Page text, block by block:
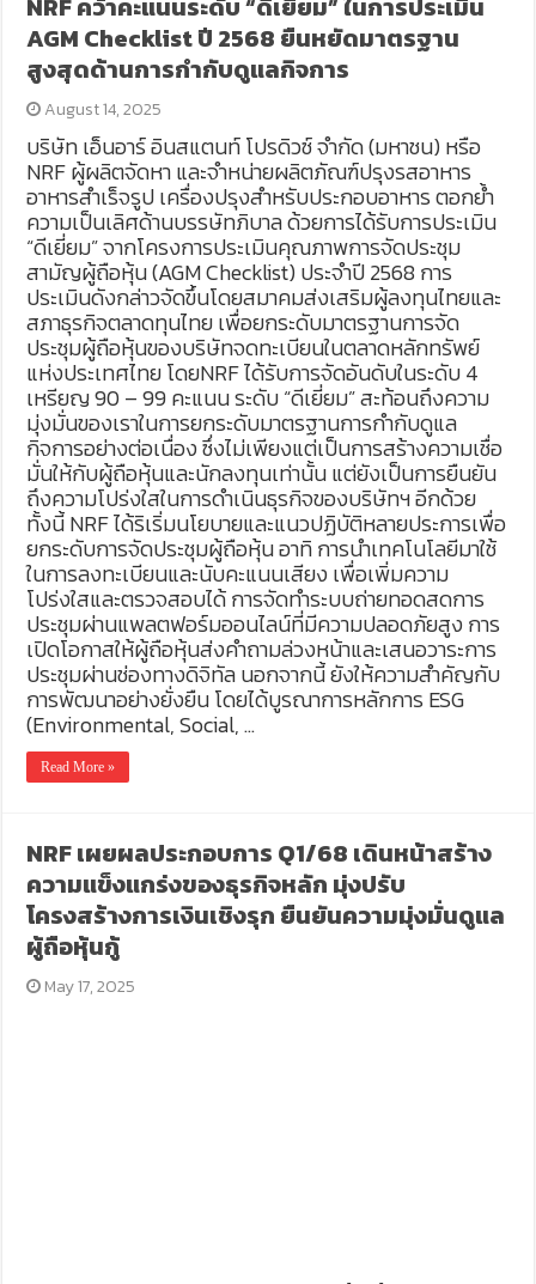
NRF คว้าคะแนนระดับ “ดีเยี่ยม” ในการประเมิน
AGM Checklist ปี 2568 ยืนหยัดมาตรฐาน
สูงสุดด้านการกำกับดูแลกิจการ
August 14, 2025
บริษัท เอ็นอาร์ อินสแตนท์ โปรดิวซ์ จำกัด (มหาชน) หรือ
NRF ผู้ผลิตจัดหา และจำหน่ายผลิตภัณฑ์ปรุงรสอาหาร
อาหารสำเร็จรูป เครื่องปรุงสำหรับประกอบอาหาร ตอกย้ำ
ความเป็นเลิศด้านบรรษัทภิบาล ด้วยการได้รับการประเมิน
“ดีเยี่ยม” จากโครงการประเมินคุณภาพการจัดประชุม
สามัญผู้ถือหุ้น (AGM Checklist) ประจำปี 2568 การ
ประเมินดังกล่าวจัดขึ้นโดยสมาคมส่งเสริมผู้ลงทุนไทยและ
สภาธุรกิจตลาดทุนไทย เพื่อยกระดับมาตรฐานการจัด
ประชุมผู้ถือหุ้นของบริษัทจดทะเบียนในตลาดหลักทรัพย์
แห่งประเทศไทย โดยNRF ได้รับการจัดอันดับในระดับ 4
เหรียญ 90 – 99 คะแนน ระดับ “ดีเยี่ยม” สะท้อนถึงความ
มุ่งมั่นของเราในการยกระดับมาตรฐานการกำกับดูแล
กิจการอย่างต่อเนื่อง ซึ่งไม่เพียงแต่เป็นการสร้างความเชื่อ
มั่นให้กับผู้ถือหุ้นและนักลงทุนเท่านั้น แต่ยังเป็นการยืนยัน
ถึงความโปร่งใสในการดำเนินธุรกิจของบริษัทฯ อีกด้วย
ทั้งนี้ NRF ได้ริเริ่มนโยบายและแนวปฏิบัติหลายประการเพื่อ
ยกระดับการจัดประชุมผู้ถือหุ้น อาทิ การนำเทคโนโลยีมาใช้
ในการลงทะเบียนและนับคะแนนเสียง เพื่อเพิ่มความ
โปร่งใสและตรวจสอบได้ การจัดทำระบบถ่ายทอดสดการ
ประชุมผ่านแพลตฟอร์มออนไลน์ที่มีความปลอดภัยสูง การ
เปิดโอกาสให้ผู้ถือหุ้นส่งคำถามล่วงหน้าและเสนอวาระการ
ประชุมผ่านช่องทางดิจิทัล นอกจากนี้ ยังให้ความสำคัญกับ
การพัฒนาอย่างยั่งยืน โดยได้บูรณาการหลักการ ESG
(Environmental, Social, …
Read More »
NRF เผยผลประกอบการ Q1/68 เดินหน้าสร้าง
ความแข็งแกร่งของธุรกิจหลัก มุ่งปรับ
โครงสร้างการเงินเชิงรุก ยืนยันความมุ่งมั่นดูแล
ผู้ถือหุ้นกู้
May 17, 2025